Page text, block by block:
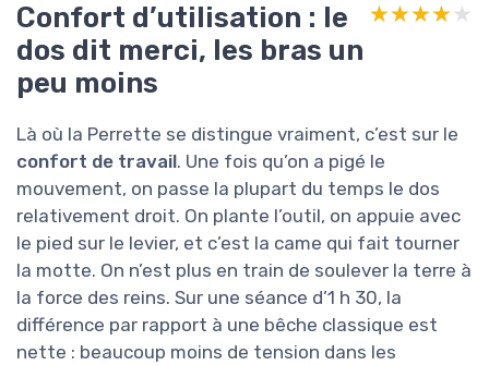
Confort d’utilisation : le
dos dit merci, les bras un
peu moins
★★★★★
★★★★★
Là où la Perrette se distingue vraiment, c’est sur le
confort de travail. Une fois qu’on a pigé le
mouvement, on passe la plupart du temps le dos
relativement droit. On plante l’outil, on appuie avec
le pied sur le levier, et c’est la came qui fait tourner
la motte. On n’est plus en train de soulever la terre à
la force des reins. Sur une séance d’1 h 30, la
différence par rapport à une bêche classique est
nette : beaucoup moins de tension dans les